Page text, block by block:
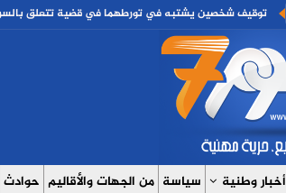
توقيف شخصين يشتبه في تورطهما في قضية تتعلق
أخبار وطنية سياسة من الجهات والأقاليم حوادث